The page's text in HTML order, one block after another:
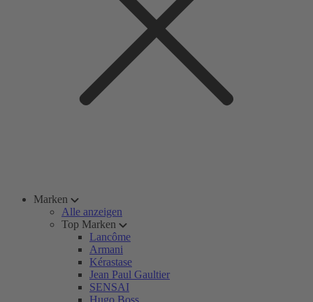
Marken
Alle anzeigen
Top Marken
Lancôme
Armani
Kérastase
Jean Paul Gaultier
SENSAI
Hugo Boss